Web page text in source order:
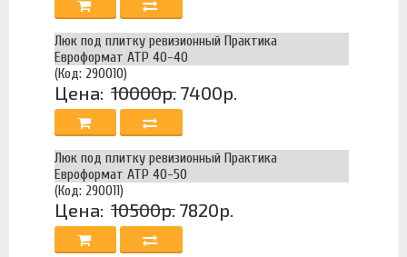
Люк под плитку ревизионный Практика
Евроформат АТР 40-40
(Код: 290010)
Цена: 10000р. 7400р.
Люк под плитку ревизионный Практика
Евроформат АТР 40-50
(Код: 290011)
Цена: 10500р. 7820р.